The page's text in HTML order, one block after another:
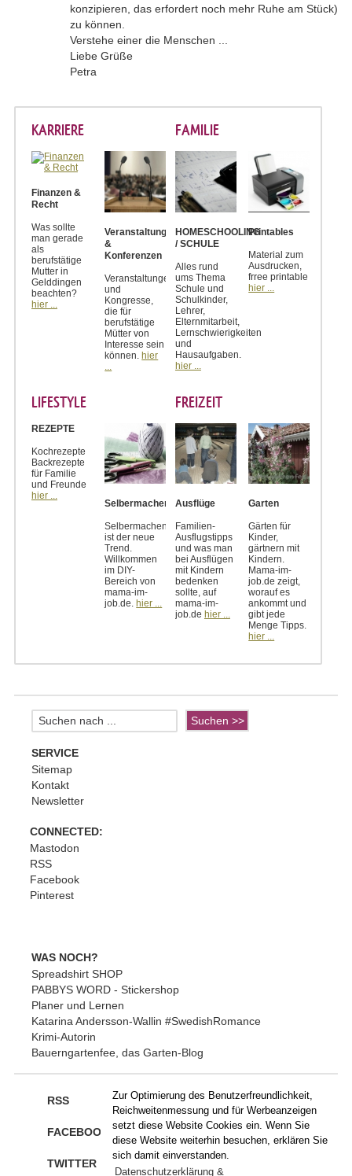
Zur Optimierung des Benutzerfreundlichkeit,
Reichweitenmessung und für Werbeanzeigen
setzt diese Website Cookies ein. Wenn Sie
diese Website weiterhin besuchen, erklären Sie
sich damit einverstanden.
Datenschutzerklärung &
konzipieren, das erfordert noch mehr Ruhe am Stück)
zu können.
Verstehe einer die Menschen ...
Liebe Grüße
Petra
KARRIERE
Finanzen &
Recht
Was sollte
man gerade
als
berufstätige
Mutter in
Gelddingen
beachten?
hier ...
Veranstaltungen
&
Konferenzen
Veranstaltungen
und
Kongresse,
die für
berufstätige
Mütter von
Interesse sein
können.hier
FAMILIE
HOMESCHOOLING
/ SCHULE
Alles rund
ums Thema
Schule und
Schulkinder,
Lehrer,
Elternmitarbeit,
Lernschwierigkeiten
und
Hausaufgaben.
hier ...
Printables
Material zum
Ausdrucken,
frree printable
hier ...
LIFESTYLE
REZEPTE
Kochrezepte
Backrezepte
für Familie
und Freunde
hier ...
Selbermachen
Selbermachen
ist der neue
Trend.
Willkommen
im DIY-
Bereich von
mama-im-
job.de. hier ...
FREIZEIT
Ausflüge
Familien-
Ausflugstipps
und was man
bei Ausflügen
mit Kindern
bedenken
sollte, auf
mama-im-
job.de hier ...
Garten
Gärten für
Kinder,
gärtnern mit
Kindern.
Mama-im-
job.de zeigt,
worauf es
ankommt und
gibt jede
Menge Tipps.
hier ...
SERVICE
Sitemap
Kontakt
Newsletter
CONNECTED:
Mastodon
RSS
Facebook
Pinterest
WAS NOCH?
Spreadshirt SHOP
PABBYS WORD - Stickershop
Planer und Lernen
Katarina Andersson-Wallin #SwedishRomance
Krimi-Autorin
Bauerngartenfee, das Garten-Blog
RSS
FACEBOOK
TWITTER